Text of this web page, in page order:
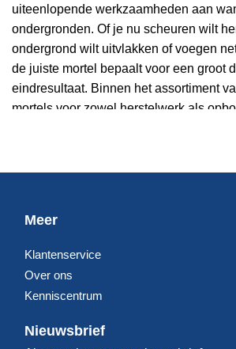
uiteenlopende werkzaamheden aan
ondergronden. Of je nu scheuren wilt
ondergrond wilt uitvlakken of voegen
de juiste mortel bepaalt voor een groot
eindresultaat. Binnen het assortiment
mortels voor zowel herstelwerk als
gipsgebonden reparatiemortel
een veelgebruikte oplossing. En
Meer
Klantenservice
Over ons
Kenniscentrum
Nieuwsbrief